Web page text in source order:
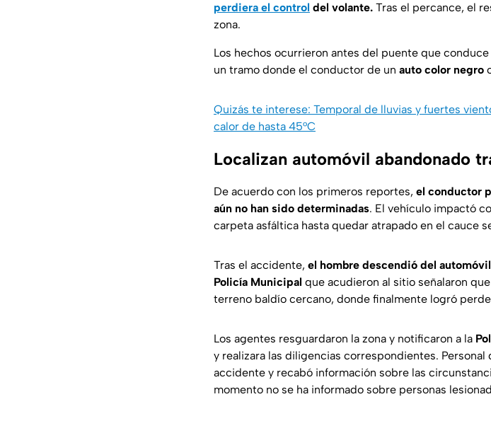
perdiera el control del volante. Tras el percance, el
zona.
Los hechos ocurrieron antes del puente que
un tramo donde el conductor de un auto color negro
Quizás te interese: Temporal de lluvias y fuertes
calor de hasta 45°C
Localizan automóvil abandonado
De acuerdo con los primeros reportes, el conductor
aún no han sido determinadas. El vehículo impactó
carpeta asfáltica hasta quedar atrapado en el cauce
Tras el accidente, el hombre descendió del
Policía Municipal que acudieron al sitio señalaron
terreno baldío cercano, donde finalmente logró
Los agentes resguardaron la zona y notificaron a la
y realizara las diligencias correspondientes.
accidente y recabó información sobre las
momento no se ha informado sobre personas